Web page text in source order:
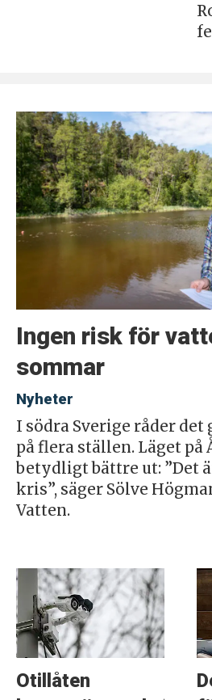
Ingen risk för
sommar
Nyheter
I södra Sverige råder
på flera ställen. Läget på
betydligt bättre ut: ”Det
kris”, säger Sölve
Vatten.
Otillåten